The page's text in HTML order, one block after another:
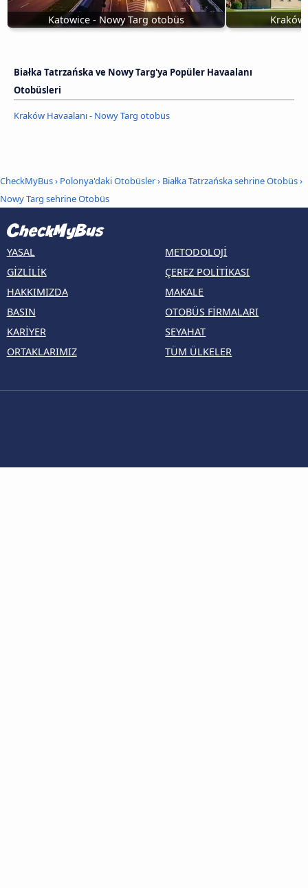
Katowice - Nowy Targ otobüs
Białka Tatrzańska ve Nowy Targ'ya Popüler Havaalanı
Otobüsleri
Kraków Havaalanı - Nowy Targ otobüs
CheckMyBus› Polonya'daki Otobüsler› Białka Tatrzańska sehrine Otobüs›
Nowy Targ sehrine Otobüs
YASAL
GIZLILIK
HAKKIMIZDA
BASIN
KARIYER
ORTAKLARIMIZ
METODOLOJI
ÇEREZ POLITIKASI
MAKALE
OTOBÜS FIRMALARI
SEYAHAT
TÜM ÜLKELER